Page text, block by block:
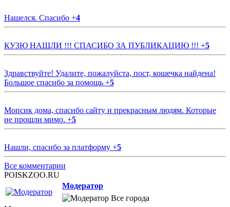
Нашелся. Спасибо +4
КУЗЮ НАШЛИ !!! СПАСИБО ЗА ПУБЛИКАЦИЮ !!! +5
Здравствуйте! Удалите, пожалуйста, пост, кошечка найдена!
Большое спасибо за помощь +5
Мопсик дома, спасибо сайту и прекрасным людям. Которые
не прошли мимо. +5
Нашли, спасибо за платформу +5
Все комментарии
POISKZOO.RU
Модератор
Все города